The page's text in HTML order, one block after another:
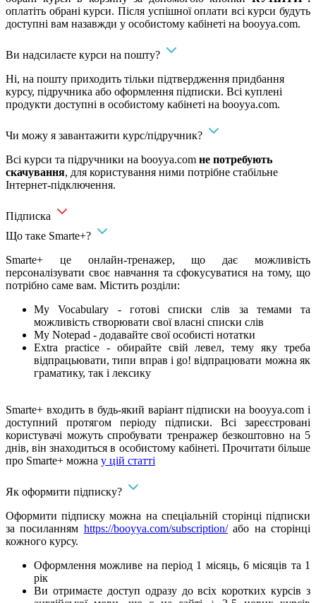
оплатіть обрані курси. Після успішної оплати всі курси будуть
доступні вам назавжди у особистому кабінеті на booyya.com.
Ви надсилаєте курси на пошту?
Ні, на пошту приходить тільки підтвердження придбання
курсу, підручника або оформлення підписки. Всі куплені
продукти доступні в особистому кабінеті на booyya.com.
Чи можу я завантажити курс/підручник?
Всі курси та підручники на booyya.com не потребують
скачування, для користування ними потрібне стабільне
Інтернет-підключення.
Підписка
Що таке Smarte+?
Smarte+ це онлайн-тренажер, що дає можливість
персоналізувати своє навчання та сфокусуватися на тому, що
потрібно саме вам. Містить розділи:
My Vocabulary - готові списки слів за темами та
можливість створювати свої власні списки слів
My Notepad - додавайте свої особисті нотатки
Extra practice - обирайте свій левел, тему яку треба
відпрацьювати, типи вправ і go! відпрацювати можна як
граматику, так і лексику
Smarte+ входить в будь-який варіант підписки на booyya.com і
доступний протягом періоду підписки. Всі зареєстровані
користувачі можуть спробувати тренражер безкоштовно на 5
днів, він знаходиться в особистому кабінеті. Прочитати більше
про Smarte+ можна у цій статті
Як оформити підписку?
Оформити підписку можна на спеціальній сторінці підписки
за посиланням https://booyya.com/subscription/або на сторінці
кожного курсу.
Оформлення можливе на період 1 місяць, 6 місяців та 1
рік
Ви отримаєте доступ одразу до всіх коротких курсів з